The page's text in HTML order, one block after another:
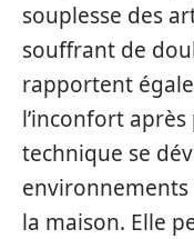
souplesse des
souffrant de
rapportent
l’inconfort
technique se
environnements
la maison. Elle